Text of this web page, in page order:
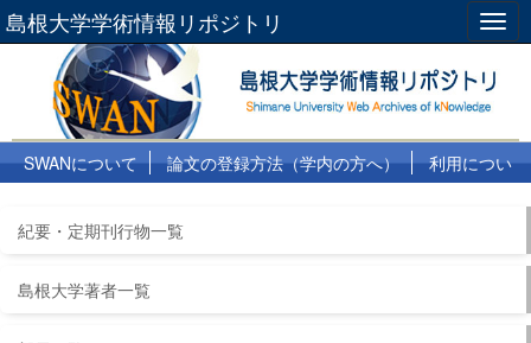
島根大学学術情報リポジトリ
SWANについて 論文の登録方法（学内の方へ）
利用につい
紀要・定期刊行物一覧
島根大学著者一覧